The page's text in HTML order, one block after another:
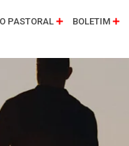
PASTORAL BOLETIM